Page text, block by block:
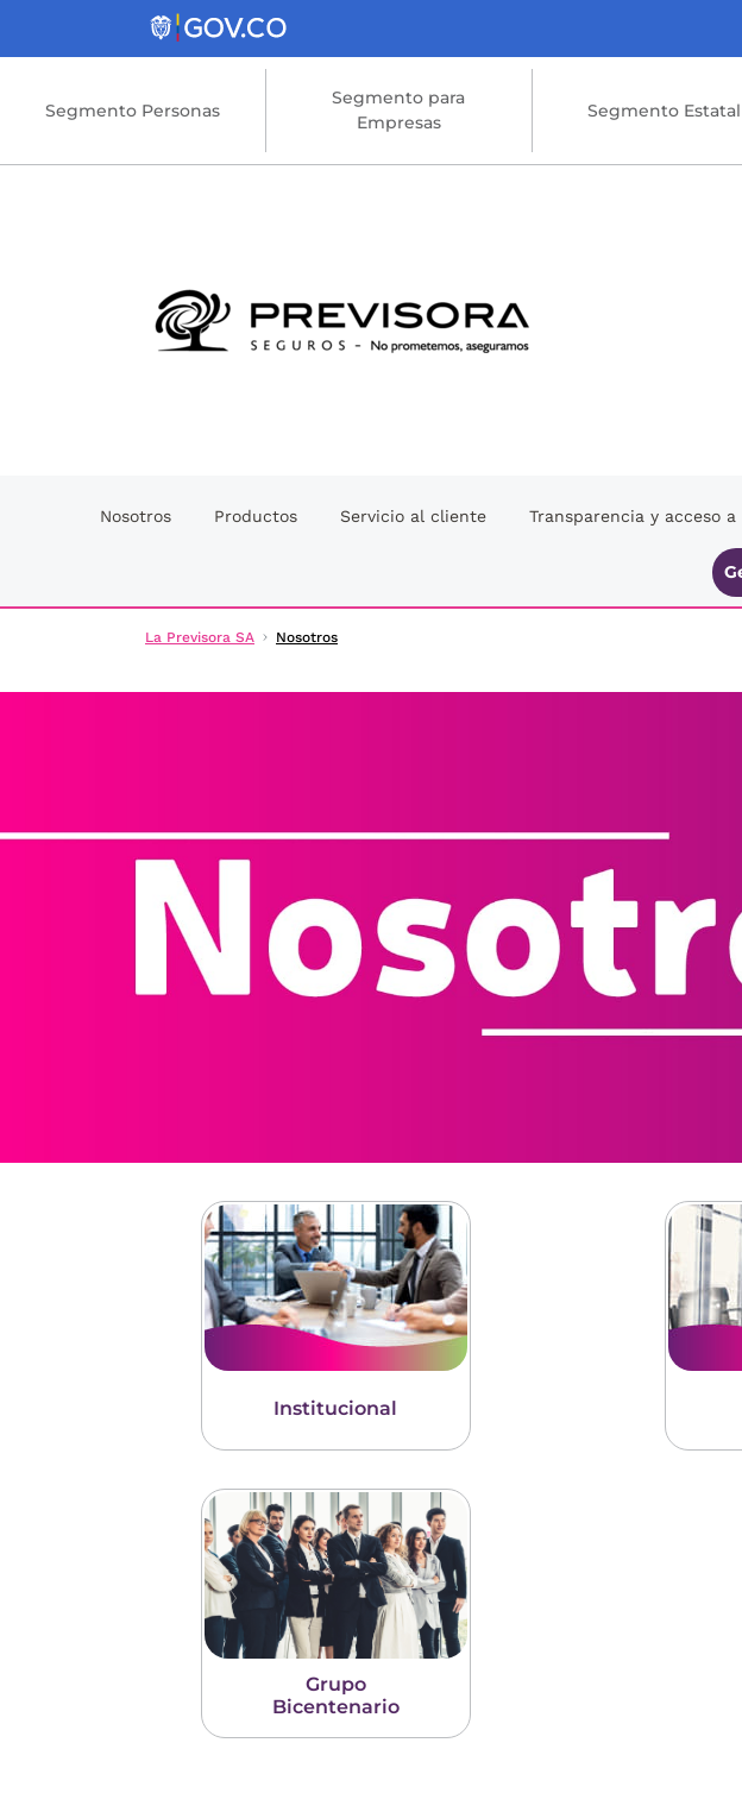
Saltar al contenido principal
Segmento Personas
Segmento para
Empresas
Segmento Estatal
Nosotros Productos Servicio al cliente Transparencia y acceso
La Previsora SA Nosotros
Institucional
Grupo
Bicentenario